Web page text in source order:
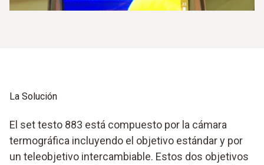
La Solución
El set testo 883 está compuesto por la cámara
termográfica incluyendo el objetivo estándar y por
un teleobjetivo intercambiable. Estos dos objetivos